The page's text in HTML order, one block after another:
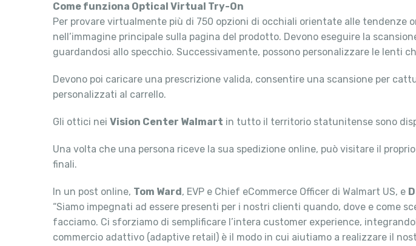
Come funziona Optical Virtual Try-On
Per provare virtualmente più di 750 opzioni di occhiali orientate alle tendenze
nell’immagine principale sulla pagina del prodotto. Devono eseguire la
guardandosi allo specchio. Successivamente, possono personalizzare le lenti
Devono poi caricare una prescrizione valida, consentire una scansione per
personalizzati al carrello.
Gli ottici nei Vision Center Walmart in tutto il territorio statunitense sono
Una volta che una persona riceve la sua spedizione online, può visitare il
finali.
In un post online, Tom Ward, EVP e Chief eCommerce Officer di Walmart US, e
“Siamo impegnati ad essere presenti per i nostri clienti quando, dove e come
facciamo. Ci sforziamo di semplificare l’intera customer experience,
commercio adattivo (adaptive retail) è il modo in cui aiutiamo a realizzare il